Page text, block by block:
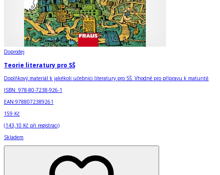
Doprodej
Teorie literatury pro SŠ
Doplňkový materiál k jakékoli učebnici literatury pro SŠ. Vhodné pro přípravu k maturitě
ISBN: 978-80-7238-926-1
EAN:9788072389261
159 Kč
(143,10 Kč při registraci)
Skladem